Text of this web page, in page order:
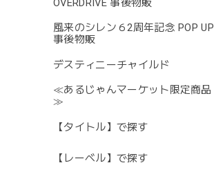
OVERDRIVE 事後物販
風来のシレン６2周年記念 POP UP
事後物販
デスティニーチャイルド
≪あるじゃんマーケット限定商品
≫
【タイトル】で探す
【レーベル】で探す